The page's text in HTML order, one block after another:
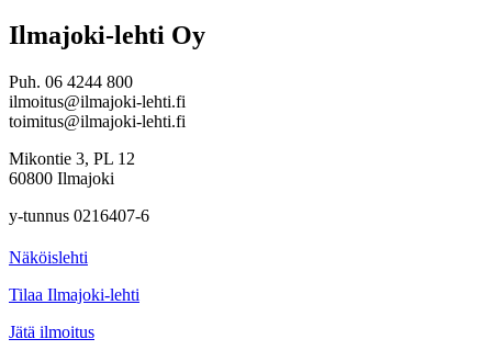
Ilmajoki-lehti Oy
Puh. 06 4244 800
ilmoitus@ilmajoki-lehti.fi
toimitus@ilmajoki-lehti.fi
Mikontie 3, PL 12
60800 Ilmajoki
y-tunnus 0216407-6
Näköislehti
Tilaa Ilmajoki-lehti
Jätä ilmoitus